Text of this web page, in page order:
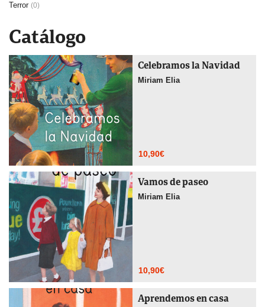
Terror (0)
Catálogo
Celebramos la Navidad
Miriam Elia
10,90€
Vamos de paseo
Miriam Elia
10,90€
Aprendemos en casa